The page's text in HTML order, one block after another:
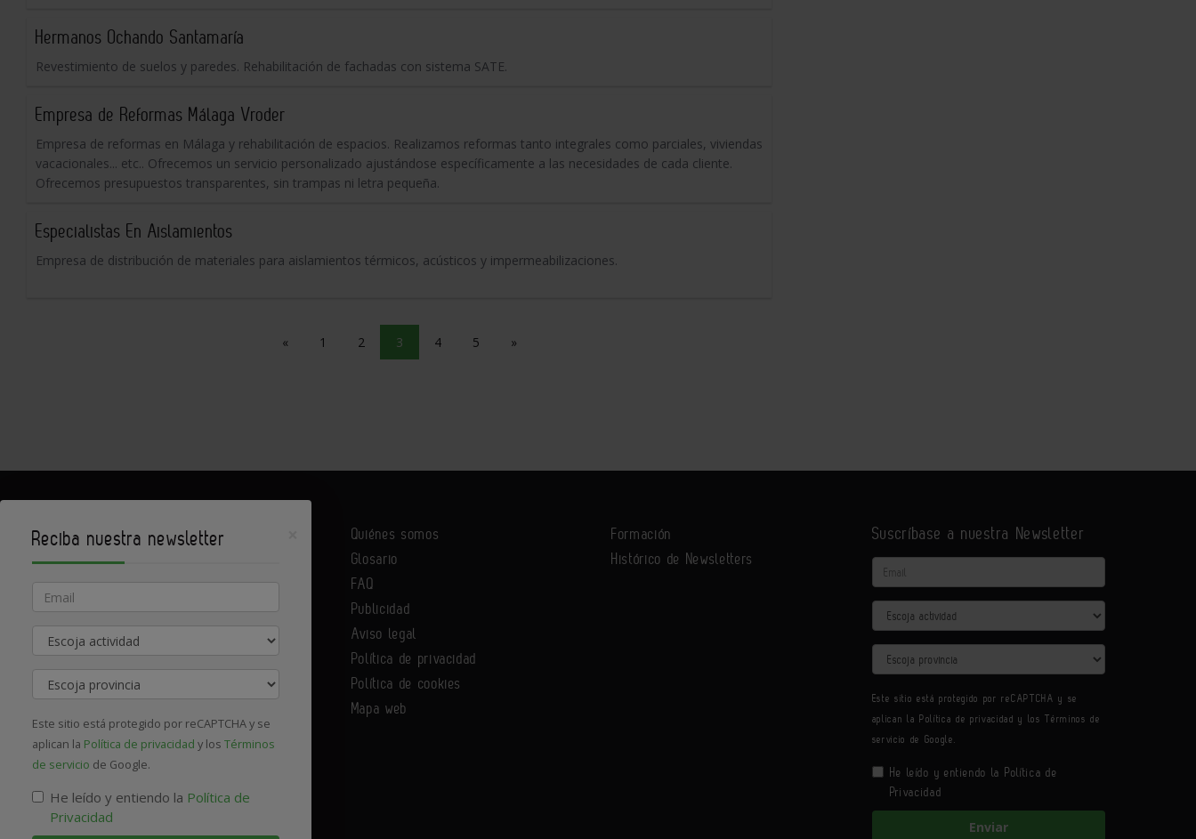
Hermanos Ochando Santamaría
Revestimiento de suelos y paredes. Rehabilitación de fachadas con sistema SATE.
Empresa de Reformas Málaga Vroder
Empresa de reformas en Málaga y rehabilitación de espacios. Realizamos reformas tanto integrales como parciales, viviendas
vacacionales... etc.. Ofrecemos un servicio personalizado ajustándose específicamente a las necesidades de cada cliente.
Ofrecemos presupuestos transparentes, sin trampas ni letra pequeña.
Especialistas En Aislamientos
Empresa de distribución de materiales para aislamientos térmicos, acústicos y impermeabilizaciones.
« 1 2 3 4 5 »
Contacte con nosotros
Quiénes somos
Glosario
FAQ
Publicidad
Aviso legal
Política de privacidad
Política de cookies
Mapa web
Formación
Histórico de Newsletters
Suscríbase a nuestra Newsletter
Email
Actividad
Provincia
Este sitio está protegido por reCAPTCHA y se
aplican la Política de privacidad y losTérminos de
servicio de Google.
He leído y entiendo la Política de
Privacidad
Enviar
Reciba nuestra newsletter
Email
Actividad
Provincia
Este sitio está protegido por reCAPTCHA y se
aplican la Política de privacidad y los Términos
de servicio de Google.
He leído y entiendo la Política de
Privacidad